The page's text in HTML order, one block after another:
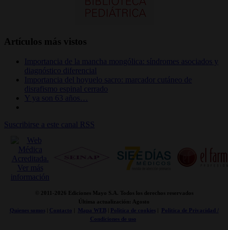
Artículos más vistos
Importancia de la mancha mongólica: síndromes asociados y
diagnóstico diferencial
Importancia del hoyuelo sacro: marcador cutáneo de
disrafismo espinal cerrado
Y ya son 63 años…
Suscribirse a este canal RSS
© 2011- 2026 Ediciones Mayo S.A. Todos los derechos reservados
Última actualización: Agosto
Quienes somos| Contacto Mapa WEB| Politica de cookies|
Politica de Privacidad /
Condiciones de uso